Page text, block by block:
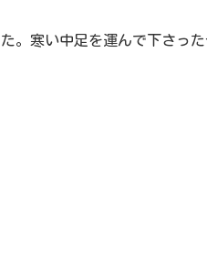
。寒い中足を運んで下さっ